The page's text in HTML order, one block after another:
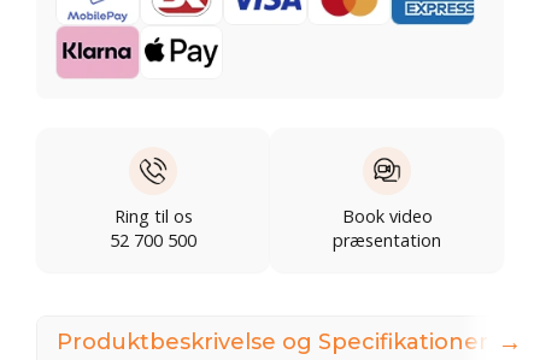
Ring til os
52 700 500
Book video
præsentation
Produktbeskrivelse og Specifikationer →